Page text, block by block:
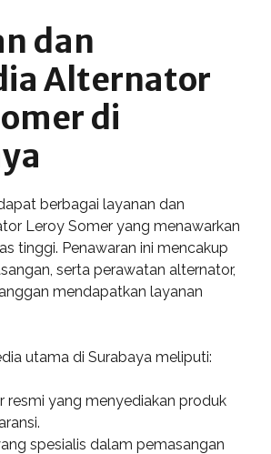
dan
Alternator
di
berbagai layanan dan
Leroy Somer yang menawarkan
tinggi. Penawaran ini mencakup
serta perawatan alternator,
mendapatkan layanan
utama di Surabaya meliputi:
resmi yang menyediakan produk
spesialis dalam pemasangan